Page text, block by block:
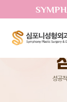
성공